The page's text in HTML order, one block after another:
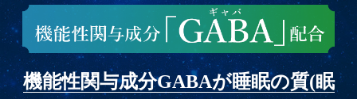
機能性関与成分GABAが睡眠の質(眠